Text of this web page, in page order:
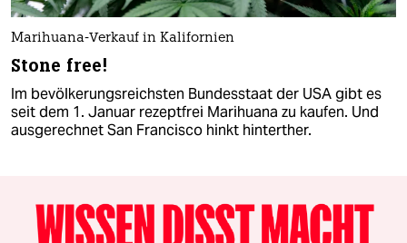
Marihuana-Verkauf in Kalifornien
Stone free!
Im bevölkerungsreichsten Bundesstaat der USA gibt es
seit dem 1. Januar rezeptfrei Marihuana zu kaufen. Und
ausgerechnet San Francisco hinkt hinterther.